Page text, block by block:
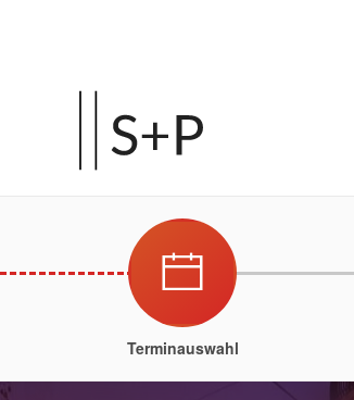
Terminauswahl